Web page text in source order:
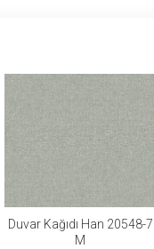
Duvar Kağıdı Han 20548-7
M